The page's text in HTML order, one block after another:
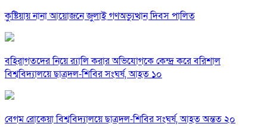
কুষ্টিয়ায় নানা আয়োজনে জুলাই গণঅভ্যুত্থান দিবস পালিত
বহিরাগতদের নিয়ে র‍্যালি করার অভিযোগকে কেন্দ্র করে বরিশাল
বিশ্ববিদ্যালয়ে ছাত্রদল-শিবির সংঘর্ষ, আহত ১০
বেগম রোকেয়া বিশ্ববিদ্যালয়ে ছাত্রদল-শিবির সংঘর্ষ, আহত অন্তত ২০